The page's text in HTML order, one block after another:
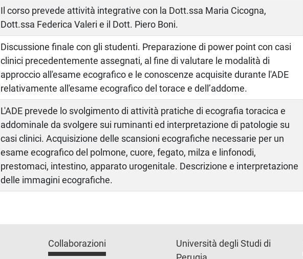
Il corso prevede attività integrative con la Dott.ssa Maria Cicogna,
Dott.ssa Federica Valeri e il Dott. Piero Boni.
Discussione finale con gli studenti. Preparazione di power point con casi
clinici precedentemente assegnati, al fine di valutare le modalità di
approccio all'esame ecografico e le conoscenze acquisite durante l'ADE
relativamente all'esame ecografico del torace e dell’addome.
L'ADE prevede lo svolgimento di attività pratiche di ecografia toracica e
addominale da svolgere sui ruminanti ed interpretazione di patologie su
casi clinici. Acquisizione delle scansioni ecografiche necessarie per un
esame ecografico del polmone, cuore, fegato, milza e linfonodi,
prestomaci, intestino, apparato urogenitale. Descrizione e interpretazione
delle immagini ecografiche.
Collaborazioni
Università degli Studi di